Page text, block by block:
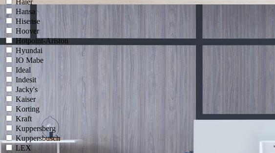
Haier
Hansa
Hisense
Hoover
Hotpoint-Ariston
Hyundai
IO Mabe
Ideal
Indesit
Jacky's
Kaiser
Korting
Kraft
Kuppersberg
Kuppersbusch
LEX